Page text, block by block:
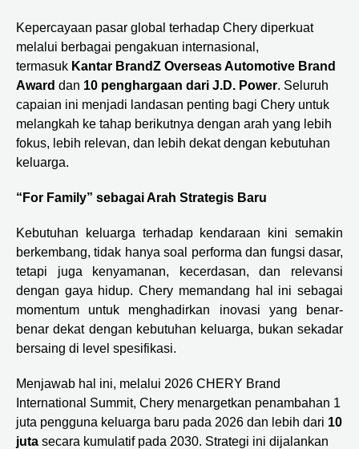
Kepercayaan pasar global terhadap Chery diperkuat
melalui berbagai pengakuan internasional,
termasuk Kantar BrandZ Overseas Automotive Brand
Award dan 10 penghargaan dari J.D. Power. Seluruh
capaian ini menjadi landasan penting bagi Chery untuk
melangkah ke tahap berikutnya dengan arah yang lebih
fokus, lebih relevan, dan lebih dekat dengan kebutuhan
keluarga.
“For Family” sebagai Arah Strategis Baru
Kebutuhan keluarga terhadap kendaraan kini semakin
berkembang, tidak hanya soal performa dan fungsi dasar,
tetapi juga kenyamanan, kecerdasan, dan relevansi
dengan gaya hidup. Chery memandang hal ini sebagai
momentum untuk menghadirkan inovasi yang benar-
benar dekat dengan kebutuhan keluarga, bukan sekadar
bersaing di level spesifikasi.
Menjawab hal ini, melalui 2026 CHERY Brand
International Summit, Chery menargetkan penambahan 1
juta pengguna keluarga baru pada 2026 dan lebih dari 10
juta secara kumulatif pada 2030. Strategi ini dijalankan